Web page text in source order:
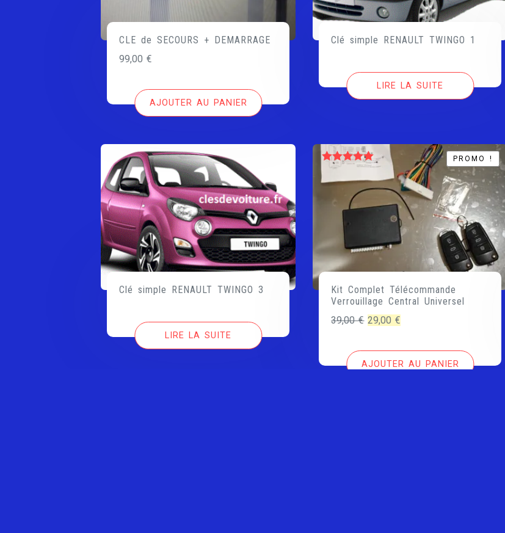
CLE de SECOURS + DEMARRAGE
99,00€
AJOUTER AU PANIER
Clé simple RENAULT TWINGO 1
LIRE LA SUITE
Clé simple RENAULT TWINGO 3
LIRE LA SUITE
Note
sur 5
PROMO !
PROMO !
Kit Complet Télécommande
Verrouillage Central Universel
39,00€ Le
initial
était :
29,00€
actuel
est :
AJOUTER AU PANIER